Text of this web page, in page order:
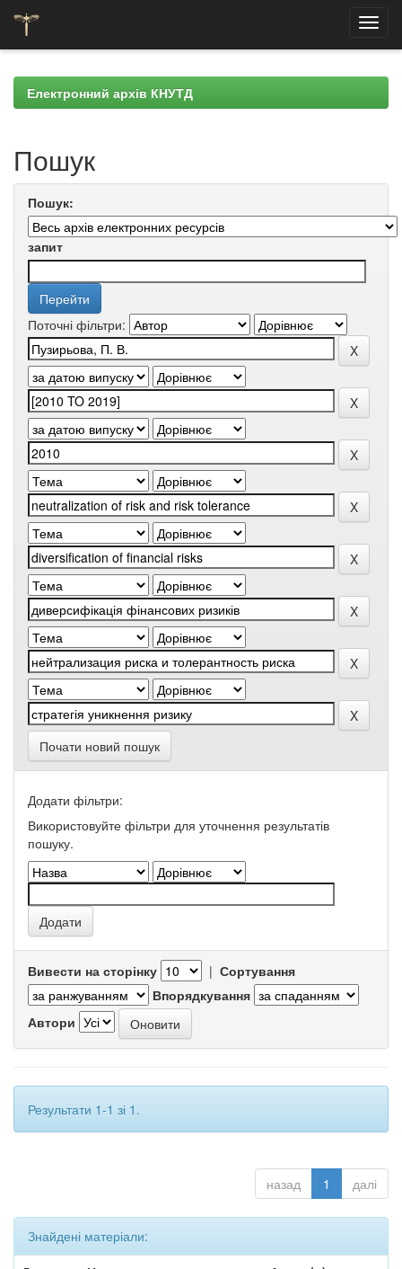
navigationЕлектронний архів КНУТД
Пошук
Пошук:
запит
Поточні фільтри:
Почати новий пошук
Додати фільтри:
Використовуйте фільтри для уточнення результатів
пошуку.
Вивести на сторінку | Сортування
Впорядкування
Автори
Результати 1-1 зі 1.
назад 1 далі
Знайдені матеріали: